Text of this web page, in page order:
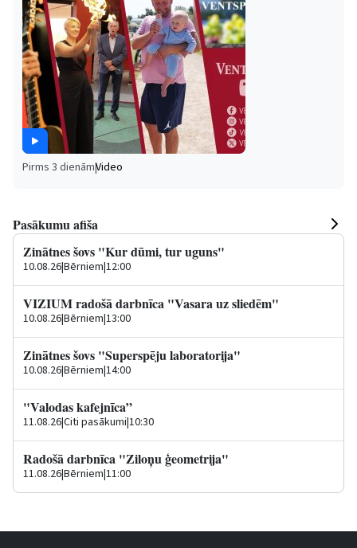
Pirms 3 dienām|Video
Pasākumu afiša
Zinātnes šovs "Kur dūmi, tur uguns"
10.08.26|Bērniem|12:00
VIZIUM radošā darbnīca "Vasara uz sliedēm"
10.08.26|Bērniem|13:00
Zinātnes šovs "Superspēju laboratorija"
10.08.26|Bērniem|14:00
"Valodas kafejnīca”
11.08.26|Citi pasākumi|10:30
Radošā darbnīca "Ziloņu ģeometrija"
11.08.26|Bērniem|11:00